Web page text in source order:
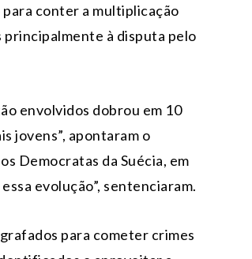
para conter a multiplicação
principalmente à disputa pelo
envolvidos dobrou em 10
jovens”, apontaram o
Democratas da Suécia, em
evolução”, sentenciaram.
para cometer crimes